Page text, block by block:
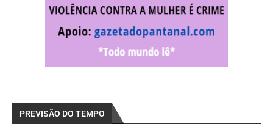
PREVISÃO DO TEMPO